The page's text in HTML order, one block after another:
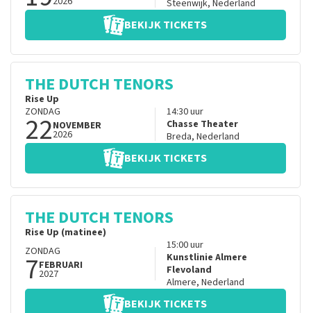
Steenwijk, Nederland
BEKIJK TICKETS
THE DUTCH TENORS
Rise Up
ZONDAG
22NOVEMBER
2026
14:30uur
Chasse Theater
Breda, Nederland
BEKIJK TICKETS
THE DUTCH TENORS
Rise Up (matinee)
ZONDAG
7FEBRUARI
2027
15:00uur
Kunstlinie Almere
Flevoland
Almere, Nederland
BEKIJK TICKETS